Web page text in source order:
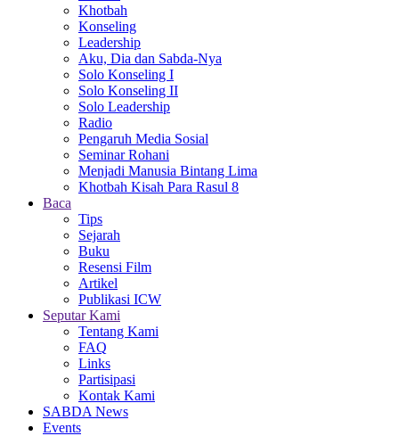
Khotbah
Konseling
Leadership
Aku, Dia dan Sabda-Nya
Solo Konseling I
Solo Konseling II
Solo Leadership
Radio
Pengaruh Media Sosial
Seminar Rohani
Menjadi Manusia Bintang Lima
Khotbah Kisah Para Rasul 8
Baca
Tips
Sejarah
Buku
Resensi Film
Artikel
Publikasi ICW
Seputar Kami
Tentang Kami
FAQ
Links
Partisipasi
Kontak Kami
SABDA News
Events